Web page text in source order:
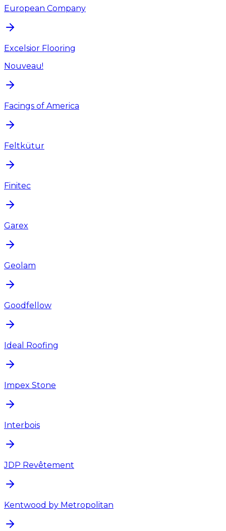
European Company
Excelsior Flooring
Nouveau!
Facings of America
Feltkütur
Finitec
Garex
Geolam
Goodfellow
Ideal Roofing
Impex Stone
Interbois
JDP Revêtement
Kentwood by Metropolitan